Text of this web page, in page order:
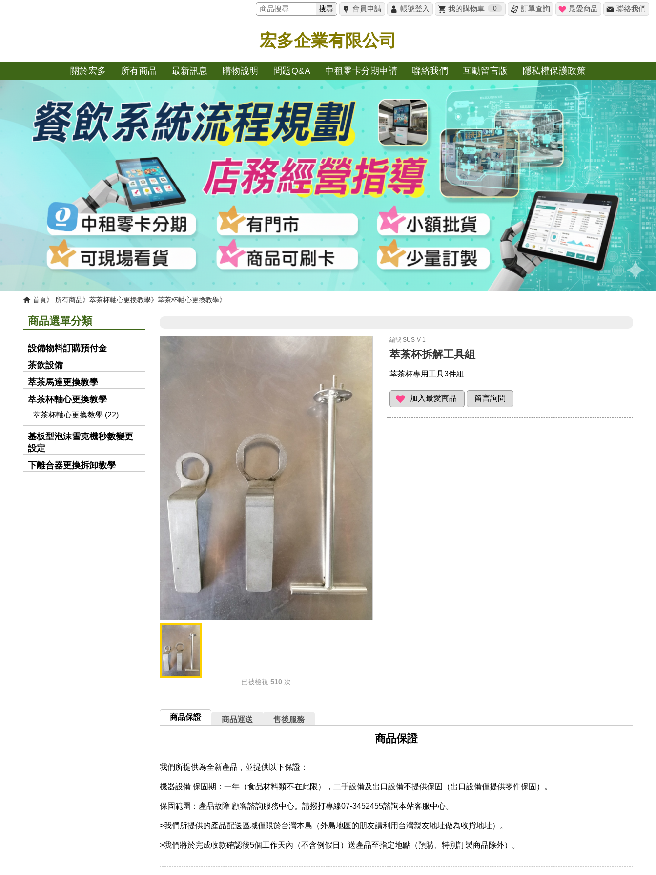
搜尋 會員申請 帳號登入 我的購物車 0 訂單查詢 最愛商品 聯絡我們
宏多企業有限公司
關於宏多 所有商品 最新訊息 購物說明 問題Q&A 中租零卡分期申請 聯絡我們 互動留言版 隱私權保護政策
首頁 所有商品 萃茶杯軸心更換教學 萃茶杯軸心更換教學
✖
已被檢視510 次
編號 SUS-V-1
萃茶杯拆解工具組
萃茶杯專用工具3件組
商品保證 商品運送 售後服務
商品保證
我們所提供為全新產品，並提供以下保證：
機器設備 保固期：一年（食品材料類不在此限），二手設備及出口設備不提供保固（出口設備僅提供零件保固）。
保固範圍：產品故障 顧客諮詢服務中心。請撥打專線07-3452455諮詢本站客服中心。
>我們所提供的產品配送區域僅限於台灣本島（外島地區的朋友請利用台灣親友地址做為收貨地址）。
>我們將於完成收款確認後5個工作天內（不含例假日）送產品至指定地點（預購、特別訂製商品除外）。
商品選單分類
設備物料訂購預付金
茶飲設備
萃茶馬達更換教學
萃茶杯軸心更換教學
萃茶杯軸心更換教學 (22)
基板型泡沫雪克機秒數變更
設定
下離合器更換拆卸教學